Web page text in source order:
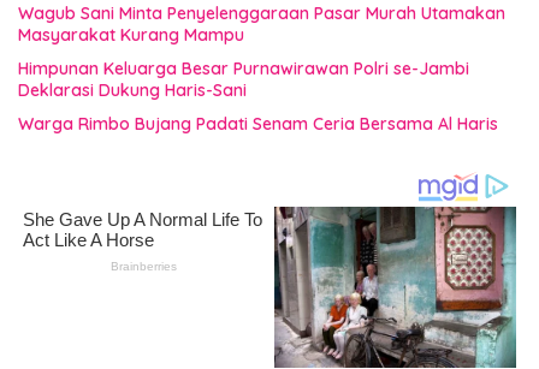
Wagub Sani Minta Penyelenggaraan Pasar Murah Utamakan
Masyarakat Kurang Mampu
Himpunan Keluarga Besar Purnawirawan Polri se-Jambi
Deklarasi Dukung Haris-Sani
Warga Rimbo Bujang Padati Senam Ceria Bersama Al Haris